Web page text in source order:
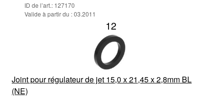
ID de l’art.: 127170
Valide à partir du : 03.2011
12
Joint pour régulateur de jet 15,0 x 21,45 x 2,8mm BL
(NE)